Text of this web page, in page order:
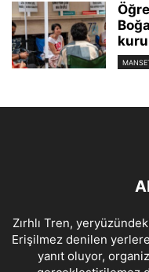
Zırhlı Tren,
Erişilmez denilen
yanıt oluyor,